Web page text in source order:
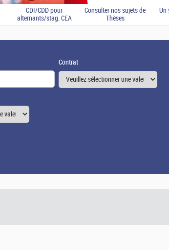
CDI/CDD pour
alternants/stag. CEA
Consulter nos sujets de
Thèses
Un
Contrat